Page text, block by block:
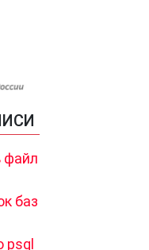
файл
баз
psql